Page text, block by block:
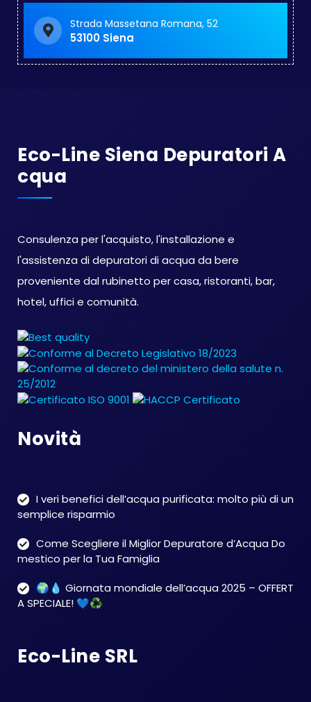
Strada Massetana Romana, 52
53100 Siena
Eco-Line Siena Depuratori A
Cqua
Consulenza per l'acquisto, l'installazione e
l'assistenza di depuratori di acqua da bere
proveniente dal rubinetto per casa, ristoranti, bar,
hotel, uffici e comunità.
Novità
I veri benefici dell’acqua purificata: molto più di un
semplice risparmio
Come Scegliere il Miglior Depuratore d’Acqua Do
mestico per la Tua Famiglia
🌍💧 Giornata mondiale dell’acqua 2025 – OFFERT
A SPECIALE! 💙♻️
Eco-Line SRL